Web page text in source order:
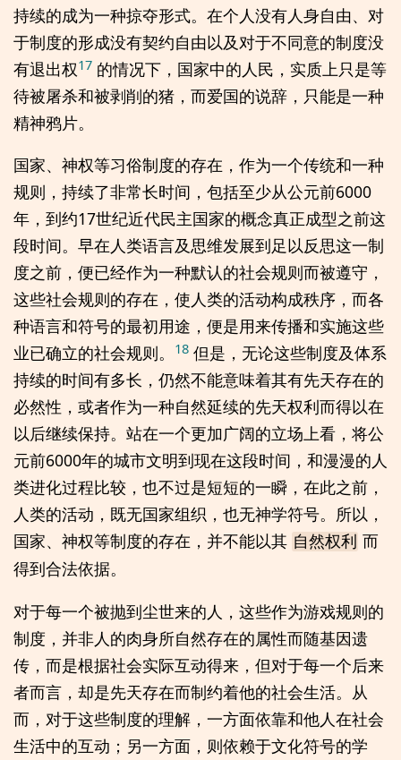
持续的成为一种掠夺形式。在个人没有人身自由、对
于制度的形成没有契约自由以及对于不同意的制度没
有退出权17 的情况下，国家中的人民，实质上只是等
待被屠杀和被剥削的猪，而爱国的说辞，只能是一种
精神鸦片。
国家、神权等习俗制度的存在，作为一个传统和一种
规则，持续了非常长时间，包括至少从公元前6000
年，到约17世纪近代民主国家的概念真正成型之前这
段时间。早在人类语言及思维发展到足以反思这一制
度之前，便已经作为一种默认的社会规则而被遵守，
这些社会规则的存在，使人类的活动构成秩序，而各
种语言和符号的最初用途，便是用来传播和实施这些
业已确立的社会规则。
18 但是，无论这些制度及体系
持续的时间有多长，仍然不能意味着其有先天存在的
必然性，或者作为一种自然延续的先天权利而得以在
以后继续保持。站在一个更加广阔的立场上看，将公
元前6000年的城市文明到现在这段时间，和漫漫的人
类进化过程比较，也不过是短短的一瞬，在此之前，
人类的活动，既无国家组织，也无神学符号。所以，
国家、神权等制度的存在，并不能以其 自然权利 而
得到合法依据。
对于每一个被抛到尘世来的人，这些作为游戏规则的
制度，并非人的肉身所自然存在的属性而随基因遗
传，而是根据社会实际互动得来，但对于每一个后来
者而言，却是先天存在而制约着他的社会生活。从
而，对于这些制度的理解，一方面依靠和他人在社会
生活中的互动；另一方面，则依赖于文化符号的学